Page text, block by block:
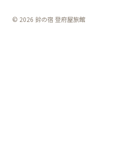
© 2026 鈴の宿 登府屋旅館